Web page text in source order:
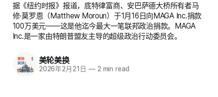
据《纽约时报》报道，底特律富商、安巴萨德大桥所有者马
修·莫罗恩（Matthew Moroun）于1月16日向MAGA Inc.捐款
100万美元——这是他迄今最大一笔联邦政治捐款。MAGA
Inc.是一家由特朗普盟友主导的超级政治行动委员会。
美轮美换
2026年2月21日 —2 min read